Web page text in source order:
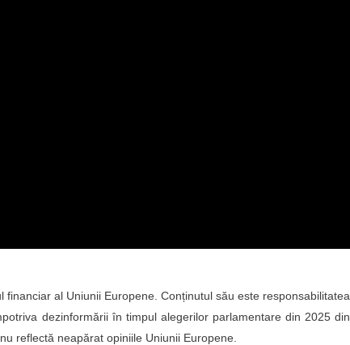
financiar al Uniunii Europene. Conținutul său este responsabilitatea
dezinformării în timpul alegerilor parlamentare din 2025 din
reflectă neapărat opiniile Uniunii Europene.